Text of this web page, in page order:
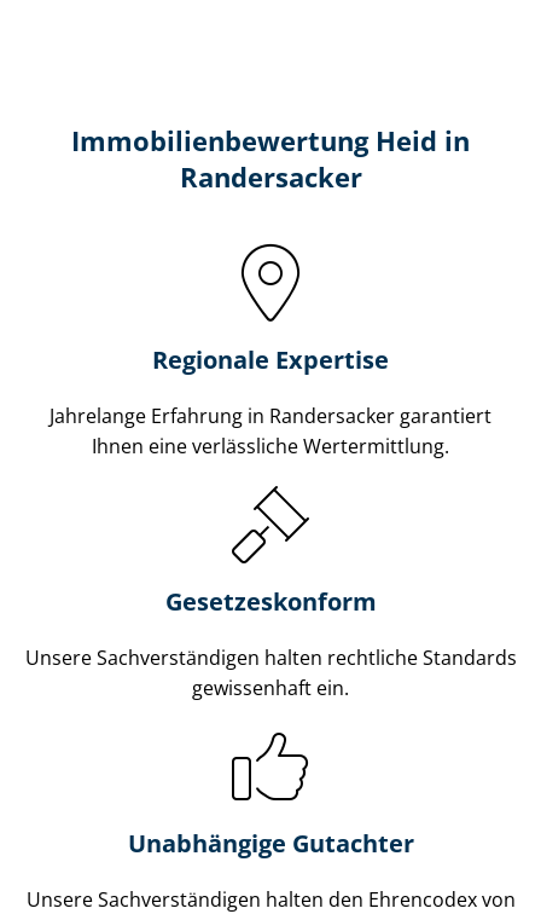
Immobilien­bewertung Heid in
Randersacker
Regionale Expertise
Jahrelange Erfahrung in Randersacker garantiert
Ihnen eine verlässliche Wertermittlung.
Gesetzes­konform
Unsere Sach­ver­stän­di­gen halten rechtliche Standards
gewissenhaft ein.
Unabhängige Gutachter
Unsere Sach­ver­stän­di­gen halten den Ehrencodex von